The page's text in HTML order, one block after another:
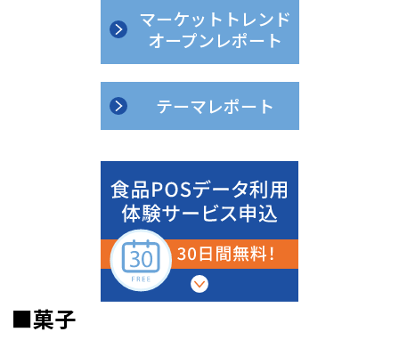
マーケットトレンド
オープンレポート
テーマレポート
■菓子